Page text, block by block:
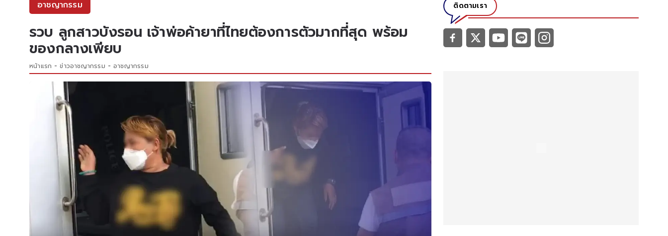
อาชญากรรม
รวบ ลูกสาวบังรอน เจ้าพ่อค้ายาที่ไทยต้องการตัวมากที่สุด พร้อม
ของกลางเพียบ
หน้าแรก ข่าวอาชญากรรม อาชญากรรม
ติดตามเรา